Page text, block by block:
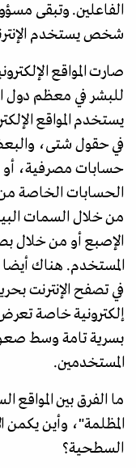
الفاعلين. وتبقى
شخص يستخدم
صارت المواقع
للبشر في معظم دول
يستخدم المواقع
في حقول شتى،
حسابات مصرفية،
الحسابات الخاصة
من خلال السمات
الإصبع أو من خلال
المستخدم. هناك أيضا
في تصفح الإنترنت
إلكترونية خاصة
بسرية تامة وسط
المستخدمين.
ما الفرق بين المواقع
المظلمة"، وأين يكمن
السطحية؟